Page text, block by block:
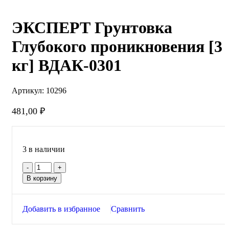
ЭКСПЕРТ Грунтовка
Глубокого проникновения [3
кг] ВДАК-0301
Артикул: 10296
481,00 ₽
3 в наличии
В корзину
Добавить в избранное Сравнить